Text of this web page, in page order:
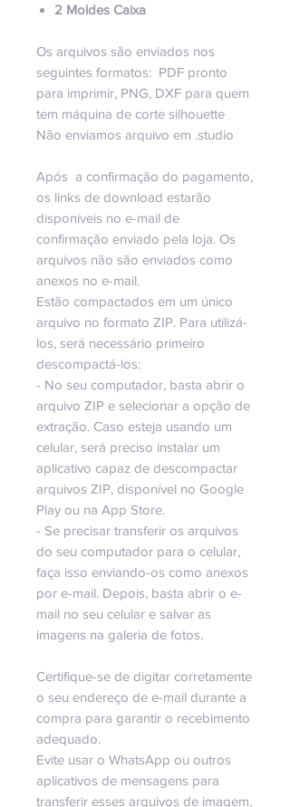
2 Moldes Caixa
Os arquivos são enviados nos
seguintes formatos: PDF pronto
para imprimir, PNG, DXF para quem
tem máquina de corte silhouette
Não enviamos arquivo em .studio
Após a confirmação do pagamento,
os links de download estarão
disponíveis no e-mail de
confirmação enviado pela loja. Os
arquivos não são enviados como
anexos no e-mail.
Estão compactados em um único
arquivo no formato ZIP. Para utilizá-
los, será necessário primeiro
descompactá-los:
- No seu computador, basta abrir o
arquivo ZIP e selecionar a opção de
extração. Caso esteja usando um
celular, será preciso instalar um
aplicativo capaz de descompactar
arquivos ZIP, disponível no Google
Play ou na App Store.
- Se precisar transferir os arquivos
do seu computador para o celular,
faça isso enviando-os como anexos
por e-mail. Depois, basta abrir o e-
mail no seu celular e salvar as
imagens na galeria de fotos.
Certifique-se de digitar corretamente
o seu endereço de e-mail durante a
compra para garantir o recebimento
adequado.
Evite usar o WhatsApp ou outros
aplicativos de mensagens para
transferir esses arquivos de imagem,